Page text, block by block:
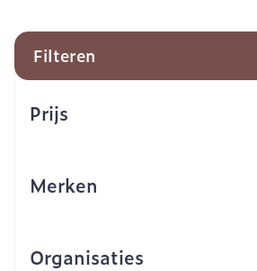
Filteren
Prijs
Merken
Organisaties